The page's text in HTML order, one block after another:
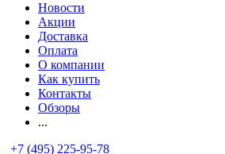
Новости
Акции
Доставка
Оплата
О компании
Как купить
Контакты
Обзоры
...
+7 (495) 225-95-78